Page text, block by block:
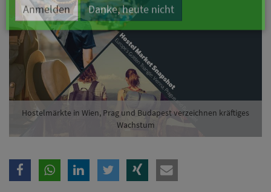
Hostelmärkte in Wien, Prag und Budapest verzeichnen kräftiges
Wachstum
Tageskarte-Newsletter (gegen 8.30 Uhr)
Ich habe dieDatenschutzerklärung
genommen.
Anmelden Danke, heute nicht